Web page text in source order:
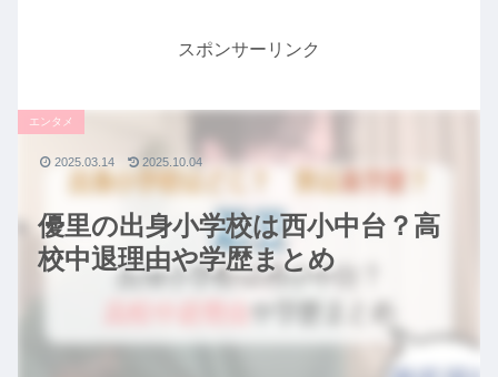
スポンサーリンク
優里の出身小学校は西小中台？高
校中退理由や学歴まとめ
エンタメ
2025.03.14 2025.10.04